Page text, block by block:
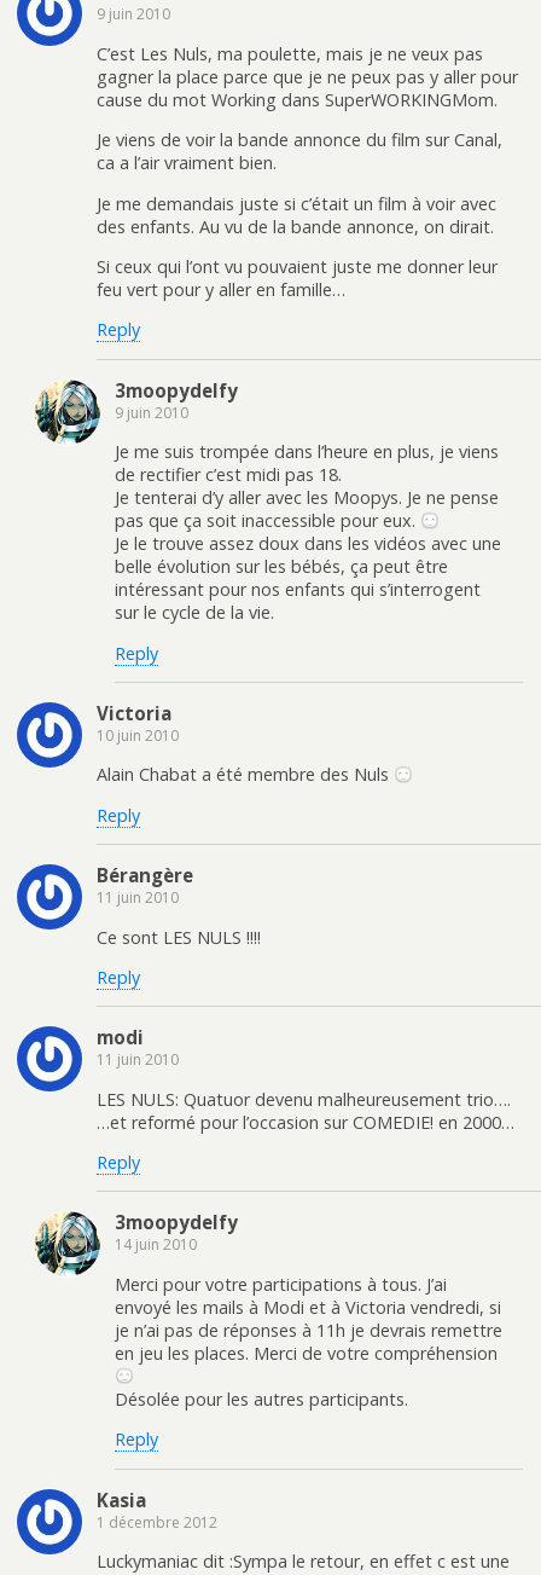
9 juin 2010
C’est Les Nuls, ma poulette, mais je ne veux pas
gagner la place parce que je ne peux pas y aller pour
cause du mot Working dans SuperWORKINGMom.
Je viens de voir la bande annonce du film sur Canal,
ca a l’air vraiment bien.
Je me demandais juste si c’était un film à voir avec
des enfants. Au vu de la bande annonce, on dirait.
Si ceux qui l’ont vu pouvaient juste me donner leur
feu vert pour y aller en famille…
Reply
3moopydelfy
9 juin 2010
Je me suis trompée dans l’heure en plus, je viens
de rectifier c’est midi pas 18.
Je tenterai d’y aller avec les Moopys. Je ne pense
pas que ça soit inaccessible pour eux.
Je le trouve assez doux dans les vidéos avec une
belle évolution sur les bébés, ça peut être
intéressant pour nos enfants qui s’interrogent
sur le cycle de la vie.
Reply
Victoria
10 juin 2010
Alain Chabat a été membre des Nuls
Reply
Bérangère
11 juin 2010
Ce sont LES NULS !!!!
Reply
modi
11 juin 2010
LES NULS: Quatuor devenu malheureusement trio….
…et reformé pour l’occasion sur COMEDIE! en 2000…
Reply
3moopydelfy
14 juin 2010
Merci pour votre participations à tous. J’ai
envoyé les mails à Modi et à Victoria vendredi, si
je n’ai pas de réponses à 11h je devrais remettre
en jeu les places. Merci de votre compréhension
Désolée pour les autres participants.
Reply
Kasia
1 décembre 2012
Luckymaniac dit :Sympa le retour, en effet c est une